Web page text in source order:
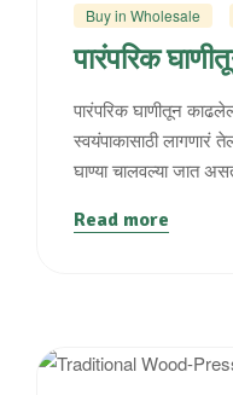
Buy in Wholesale
पारंपरिक
पारंपरिक घाणीतून
स्वयंपाकासाठी लागणारं
घाण्या चालवल्या जात
Read more